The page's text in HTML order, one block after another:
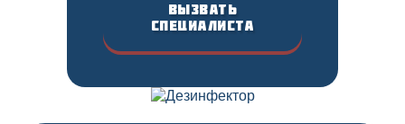
Вызвать
специалиста